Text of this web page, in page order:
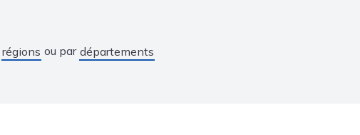
régions ou par départements